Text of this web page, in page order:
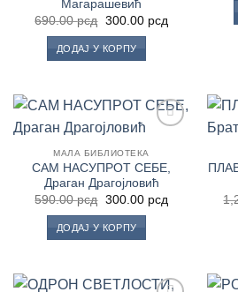
Магарашевић
690.00рсд Оригинална
је
била:
690.00 рсд.
300.00 рсдТренутна
цена
ДОДАЈ У КОРПУ
Листу
жеља
МАЛА БИБЛИОТЕКА
САМ НАСУПРОТ СЕБЕ,
Драган Драгојловић
590.00рсд Оригинална
је
била:
590.00 рсд.
300.00 рсдТренутна
цена
ДОДАЈ У КОРПУ